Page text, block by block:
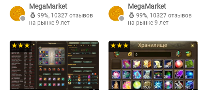
MegaMarket
99%, 10327 отзывов
на рынке 9 лет
MegaMarket
99%, 10327 отзывов
на рынке 9 лет
★★★ ★★★